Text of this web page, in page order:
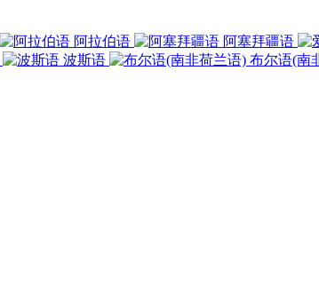
阿拉伯语
阿塞拜疆语
波斯语 布尔语(南